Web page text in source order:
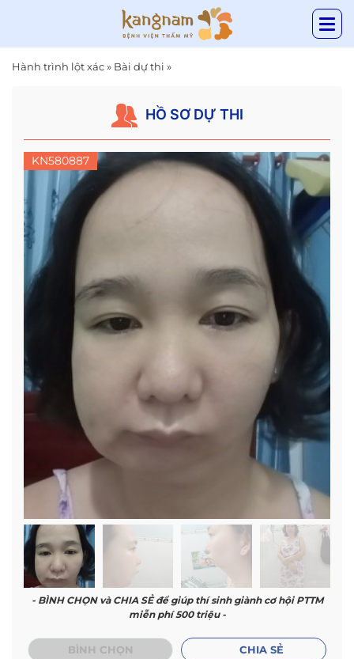
Hành trình lột xác» Bài dự thi »
HỒ SƠ DỰ THI
KN580887
- BÌNH CHỌN và CHIA SẺ để giúp thí sinh giành cơ hội PTTM
miễn phí 500 triệu -
BÌNH CHỌN CHIA SẺ